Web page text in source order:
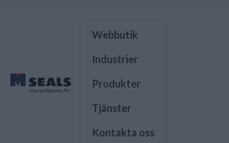
Webbutik
Industrier
Produkter
Tjänster
Kontakta oss